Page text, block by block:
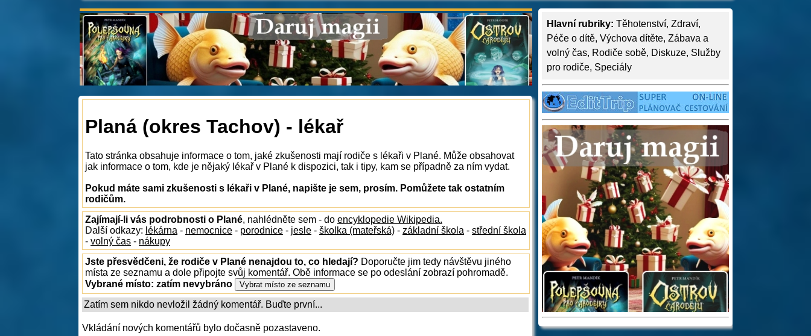
Hlavní rubriky: Těhotenství, Zdraví,
Péče o dítě, Výchova dítěte, Zábava a
volný čas, Rodiče sobě, Diskuze, Služby
pro rodiče, Speciály
Planá (okres Tachov) - lékař
Tato stránka obsahuje informace o tom, jaké zkušenosti mají rodiče s lékaři v Plané. Může obsahovat
jak informace o tom, kde je nějaký lékař v Plané k dispozici, tak i tipy, kam se případně za ním vydat.
Pokud máte sami zkušenosti s lékaři v Plané, napište je sem, prosím. Pomůžete tak ostatním
rodičům.
Zajímají-li vás podrobnosti o Plané, nahlédněte sem - do encyklopedie Wikipedia.
Další odkazy: lékárna - nemocnice - porodnice - jesle - školka (mateřská) - základní škola - střední škola
- volný čas - nákupy
Jste přesvědčeni, že rodiče v Plané nenajdou to, co hledají? Doporučte jim tedy návštěvu jiného
místa ze seznamu a dole připojte svůj komentář. Obě informace se po odeslání zobrazí pohromadě.
Vybrané místo: zatím nevybráno
Zatím sem nikdo nevložil žádný komentář. Buďte první...
Vkládání nových komentářů bylo dočasně pozastaveno.